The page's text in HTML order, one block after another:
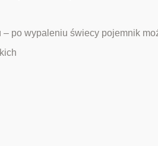
– po wypaleniu świecy pojemnik